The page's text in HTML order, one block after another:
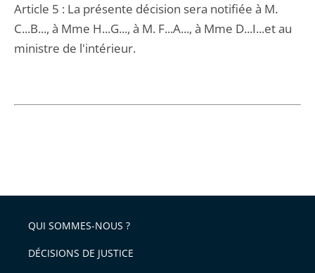
Article 5 : La présente décision sera notifiée à M.
C...B..., à Mme H...G..., à M. F...A..., à Mme D...I...et au
ministre de l'intérieur.
QUI SOMMES-NOUS ?
DÉCISIONS DE JUSTICE